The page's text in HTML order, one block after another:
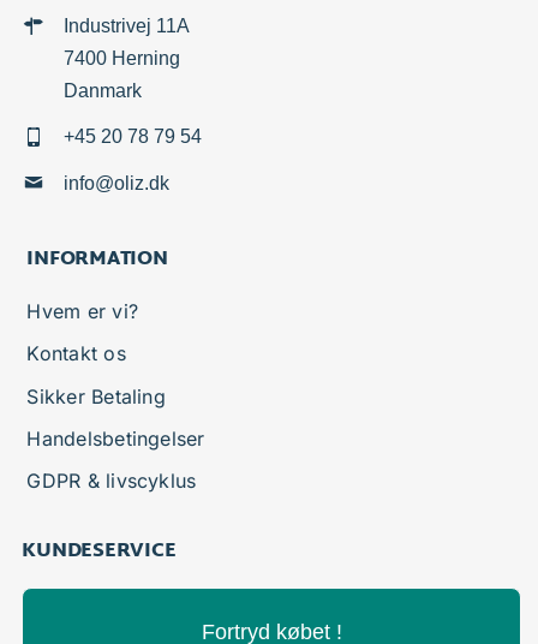
Industrivej 11A
7400 Herning
Danmark
+45 20 78 79 54
info@oliz.dk
INFORMATION
Hvem er vi?
Kontakt os
Sikker Betaling
Handelsbetingelser
GDPR & livscyklus
KUNDESERVICE
Fortryd købet !